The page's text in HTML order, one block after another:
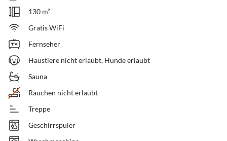
130 m²
Gratis WiFi
Fernseher
Haustiere nicht erlaubt, Hunde erlaubt
Sauna
Rauchen nicht erlaubt
Treppe
Geschirrspüler